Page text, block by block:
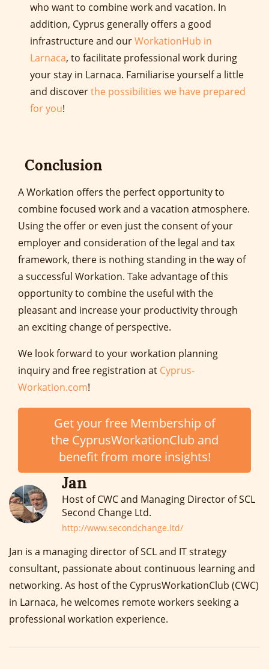
who want to combine work and vacation. In
addition, Cyprus generally offers a good
infrastructure and ourWorkationHub in
Larnaca, to facilitate professional work during
your stay in Larnaca. Familiarise yourself a little
and discoverthe possibilities we have prepared
for you!
Conclusion
A Workation offers the perfect opportunity to
combine focused work and a vacation atmosphere.
Using the offer or even just the consent of your
employer and consideration of the legal and tax
framework, there is nothing standing in the way of
a successful Workation. Take advantage of this
opportunity to combine the useful with the
pleasant and increase your productivity through
an exciting change of perspective.
We look forward to your workation planning
inquiry and free registration at Cyprus-
Workation.com!
Get your free Membership of
the CyprusWorkationClub and
benefit from more insights!
Jan
Host of CWC and Managing Director of SCL
Second Change Ltd.
http://www.secondchange.ltd/
Jan is a managing director of SCL and IT strategy
consultant, passionate about continuous learning and
networking. As host of the CyprusWorkationClub (CWC)
in Larnaca, he welcomes remote workers seeking a
professional workation experience.